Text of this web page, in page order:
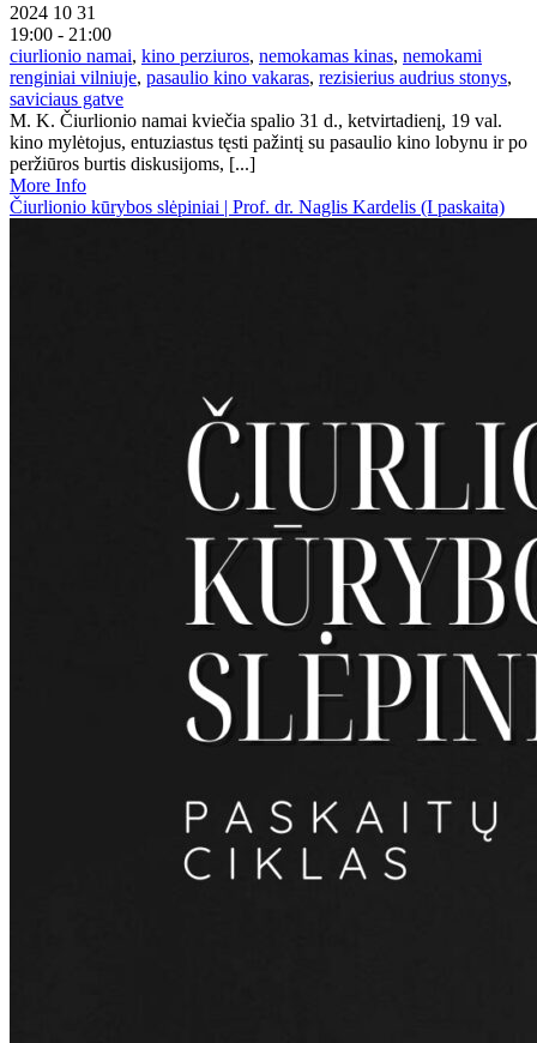
2024 10 31
19:00 - 21:00
ciurlionio namai, kino perziuros, nemokamas kinas, nemokami
renginiai vilniuje, pasaulio kino vakaras, rezisierius audrius stonys,
saviciaus gatve
M. K. Čiurlionio namai kviečia spalio 31 d., ketvirtadienį, 19 val.
kino mylėtojus, entuziastus tęsti pažintį su pasaulio kino lobynu ir po
peržiūros burtis diskusijoms, [...]
More Info
Čiurlionio kūrybos slėpiniai | Prof. dr. Naglis Kardelis (I paskaita)